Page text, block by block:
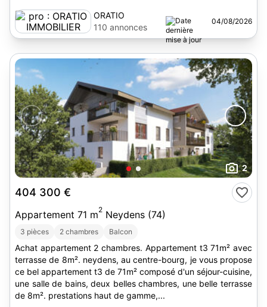
ORATIO
IMMOBILIER
110 annonces
04/08/2026
2
404 300 €
Appartement 71 m2 Neydens (74)
3 pièces 2 chambres Balcon
Achat appartement 2 chambres. Appartement t3 71m² avec
terrasse de 8m². neydens, au centre-bourg, je vous propose
ce bel appartement t3 de 71m² composé d'un séjour-cuisine,
une salle de bains, deux belles chambres, une belle terrasse
de 8m². prestations haut de gamme,...